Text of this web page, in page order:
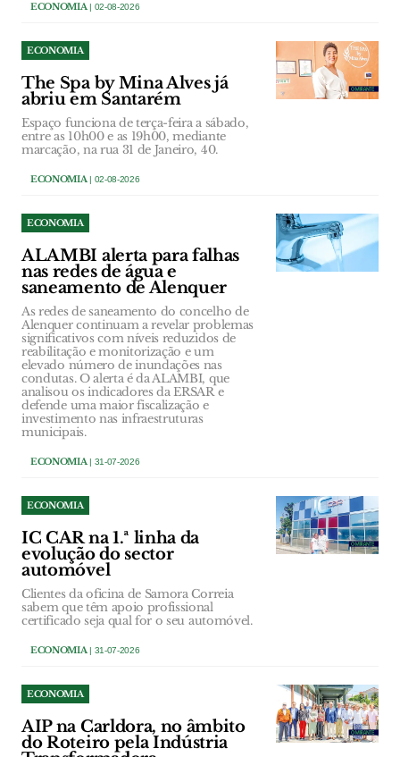
ECONOMIA| 02-08-2026
ECONOMIA
The Spa by Mina Alves já
abriu em Santarém
Espaço funciona de terça-feira a sábado,
entre as 10h00 e as 19h00, mediante
marcação, na rua 31 de Janeiro, 40.
ECONOMIA| 02-08-2026
ECONOMIA
ALAMBI alerta para falhas
nas redes de água e
saneamento de Alenquer
As redes de saneamento do concelho de
Alenquer continuam a revelar problemas
significativos com níveis reduzidos de
reabilitação e monitorização e um
elevado número de inundações nas
condutas. O alerta é da ALAMBI, que
analisou os indicadores da ERSAR e
defende uma maior fiscalização e
investimento nas infraestruturas
municipais.
ECONOMIA| 31-07-2026
ECONOMIA
IC CAR na 1.ª linha da
evolução do sector
automóvel
Clientes da oficina de Samora Correia
sabem que têm apoio profissional
certificado seja qual for o seu automóvel.
ECONOMIA| 31-07-2026
ECONOMIA
AIP na Carldora, no âmbito
do Roteiro pela Indústria